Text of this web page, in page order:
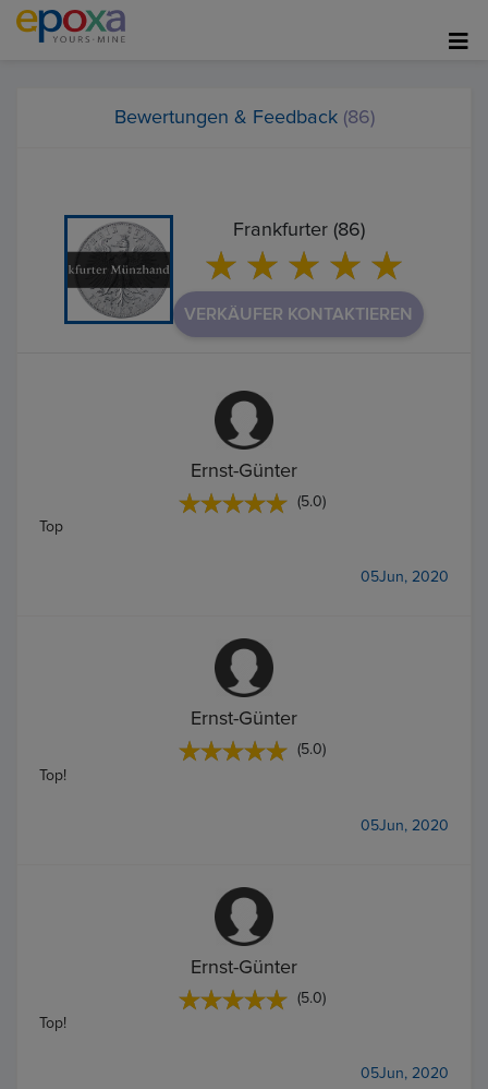
Bewertungen & Feedback (86)
Frankfurter (86)
VERKÄUFER KONTAKTIEREN
Ernst-Günter
(5.0)
Top
05Jun, 2020
Ernst-Günter
(5.0)
Top!
05Jun, 2020
Ernst-Günter
(5.0)
Top!
05Jun, 2020